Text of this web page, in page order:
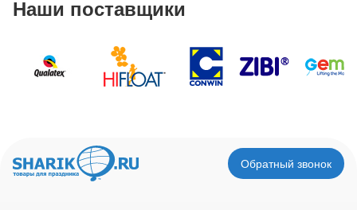
Наши поставщики
Обратный звонок